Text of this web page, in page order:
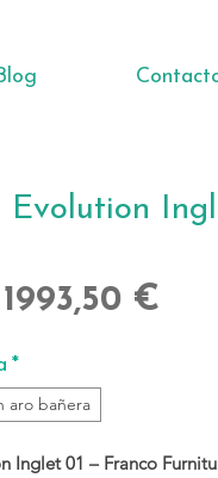
Evolution
1993,50 €
*
aro bañera
Inglet 01 – Franco